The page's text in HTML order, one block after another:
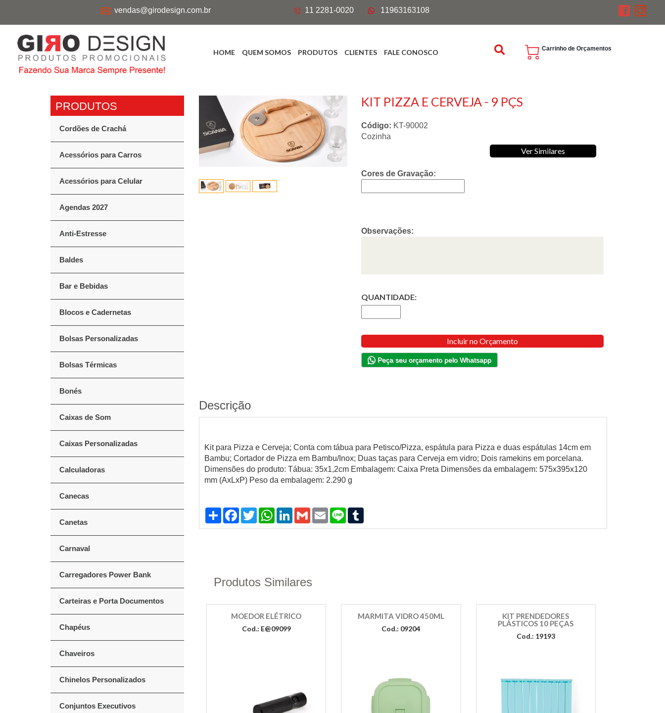
vendas@girodesign.com.br 11 2281-0020 11963163108
HOME QUEM SOMOS PRODUTOS CLIENTES FALE CONOSCO Carrinho de Orçamentos
Cordões de Crachá
Acessórios para Carros
Acessórios para Celular
Agendas 2027
Anti-Estresse
Baldes
Bar e Bebidas
Blocos e Cadernetas
Bolsas Personalizadas
Bolsas Térmicas
Bonés
Caixas de Som
Caixas Personalizadas
Calculadoras
Canecas
Canetas
Carnaval
Carregadores Power Bank
Carteiras e Porta Documentos
Chapéus
Chaveiros
Chinelos Personalizados
Conjuntos Executivos
KIT PIZZA E CERVEJA - 9 PÇS
Código: KT-90002
Cozinha
Ver Similares
Cores de Gravação:
Observações:
QUANTIDADE:
Incluir no Orçamento
Peça seu orçamento pelo Whatsapp
Descrição
Kit para Pizza e Cerveja; Conta com tábua para Petisco/Pizza, espátula para Pizza e duas espátulas 14cm em
Bambu; Cortador de Pizza em Bambu/Inox; Duas taças para Cerveja em vidro; Dois ramekins em porcelana.
Dimensões do produto: Tábua: 35x1,2cm Embalagem: Caixa Preta Dimensões da embalagem: 575x395x120
mm (AxLxP) Peso da embalagem: 2.290 g
Compartilhar
Facebook
TwitterWhatsApp
LinkedIn
GmailEmailLine
Produtos Similares
MOEDOR ELÉTRICO
Cod.: E@09099
MARMITA VIDRO 450ML
Cod.: 09204
KIT PRENDEDORES
PLÁSTICOS 10 PEÇAS
Cod.: 19193